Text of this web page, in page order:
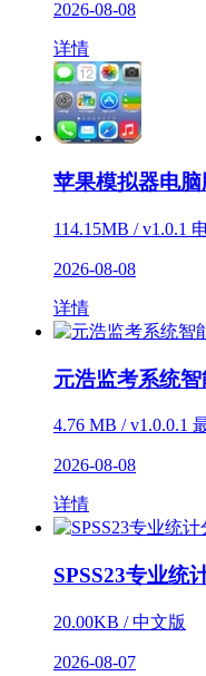
2026-08-08
详情
苹果模拟器电
114.15MB / v1.0.1
2026-08-08
详情
元浩监考系统
4.76 MB / v1.0.0.1
2026-08-08
详情
SPSS23专业统
20.00KB / 中文版
2026-08-07